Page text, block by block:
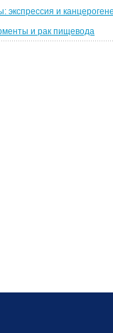
экспрессия и
и рак пищевода